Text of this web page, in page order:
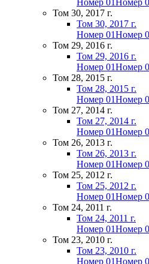
Номер 01Номер
Том 30, 2017 г.
Том 30, 2017 г.
Номер 01Номер
Том 29, 2016 г.
Том 29, 2016 г.
Номер 01Номер
Том 28, 2015 г.
Том 28, 2015 г.
Номер 01Номер
Том 27, 2014 г.
Том 27, 2014 г.
Номер 01Номер
Том 26, 2013 г.
Том 26, 2013 г.
Номер 01Номер
Том 25, 2012 г.
Том 25, 2012 г.
Номер 01Номер
Том 24, 2011 г.
Том 24, 2011 г.
Номер 01Номер
Том 23, 2010 г.
Том 23, 2010 г.
Номер 01Номер